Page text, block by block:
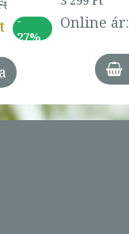
-
27%
Online ár: